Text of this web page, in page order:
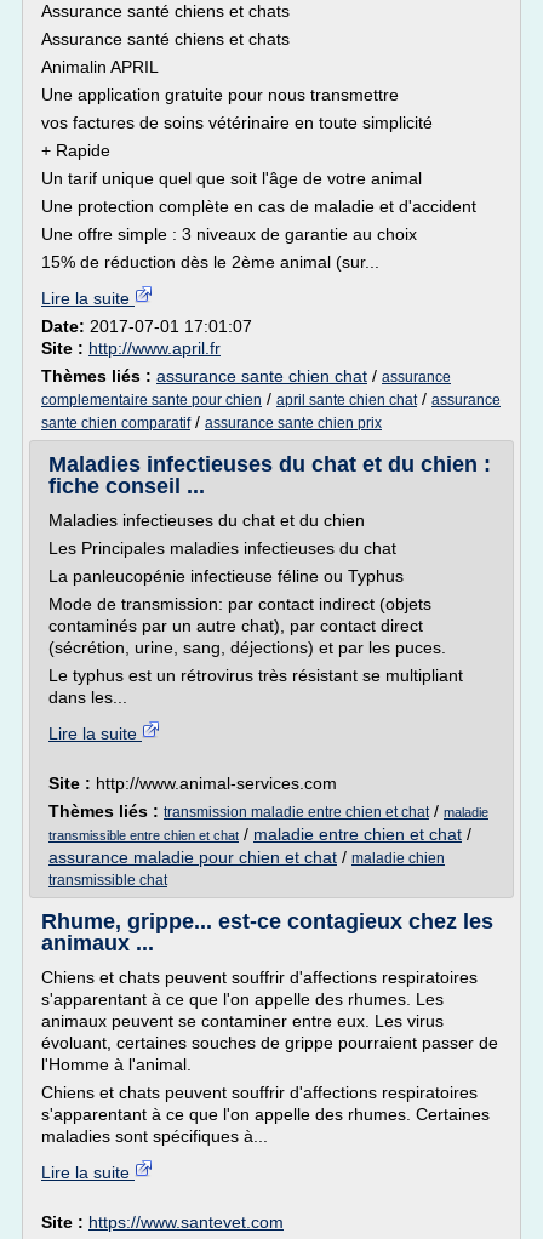
Assurance santé chiens et chats
Assurance santé chiens et chats
Animalin APRIL
Une application gratuite pour nous transmettre
vos factures de soins vétérinaire en toute simplicité
+ Rapide
Un tarif unique quel que soit l'âge de votre animal
Une protection complète en cas de maladie et d'accident
Une offre simple : 3 niveaux de garantie au choix
15% de réduction dès le 2ème animal (sur...
Lire la suite
Date: 2017-07-01 17:01:07
Site : http://www.april.fr
Thèmes liés : assurance sante chien chat / assurance
complementaire sante pour chien / april sante chien chat/ assurance
sante chien comparatif/ assurance sante chien prix
Maladies infectieuses du chat et du chien :
fiche conseil ...
Maladies infectieuses du chat et du chien
Les Principales maladies infectieuses du chat
La panleucopénie infectieuse féline ou Typhus
Mode de transmission: par contact indirect (objets
contaminés par un autre chat), par contact direct
(sécrétion, urine, sang, déjections) et par les puces.
Le typhus est un rétrovirus très résistant se multipliant
dans les...
Lire la suite
Site : http://www.animal-services.com
Thèmes liés : transmission maladie entre chien et chat/ maladie
transmissible entre chien et chat / maladie entre chien et chat /
assurance maladie pour chien et chat / maladie chien
transmissible chat
Rhume, grippe... est-ce contagieux chez les
animaux ...
Chiens et chats peuvent souffrir d'affections respiratoires
s'apparentant à ce que l'on appelle des rhumes. Les
animaux peuvent se contaminer entre eux. Les virus
évoluant, certaines souches de grippe pourraient passer de
l'Homme à l'animal.
Chiens et chats peuvent souffrir d'affections respiratoires
s'apparentant à ce que l'on appelle des rhumes. Certaines
maladies sont spécifiques à...
Lire la suite
Site : https://www.santevet.com